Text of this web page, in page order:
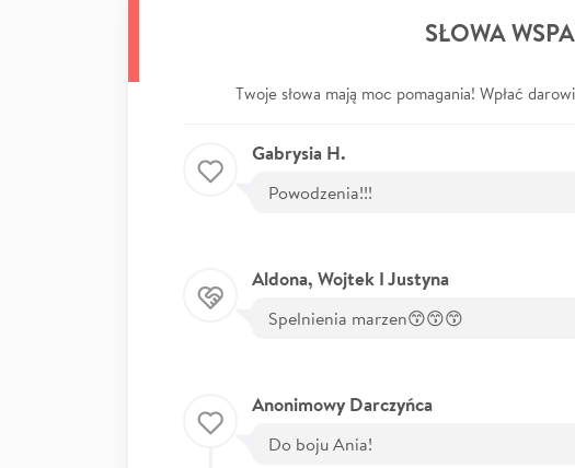
SŁOWA
Twoje słowa mają moc pomagania! Wpłać
Gabrysia H.
Powodzenia!!!
Aldona, Wojtek I Justyna
Spelnienia marzen😙😙😙
Anonimowy Darczyńca
Do boju Ania!